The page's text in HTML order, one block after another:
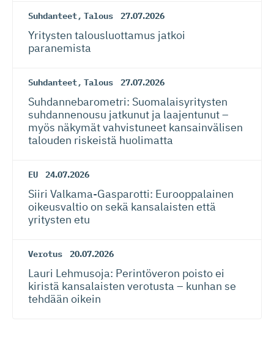
Suhdanteet, Talous 27.07.2026
Yritysten talousluottamus jatkoi
paranemista
Suhdanteet, Talous 27.07.2026
Suhdanneba­ro­metri: Suomalaisy­ri­tysten
suhdannenousu jatkunut ja laajentunut –
myös näkymät vahvistuneet kansainvälisen
talouden riskeistä huolimatta
EU 24.07.2026
Siiri Valkama-Gas­pa­rotti: Eurooppalainen
oikeusvaltio on sekä kansalaisten että
yritysten etu
Verotus 20.07.2026
Lauri Lehmusoja: Perintöveron poisto ei
kiristä kansalaisten verotusta – kunhan se
tehdään oikein